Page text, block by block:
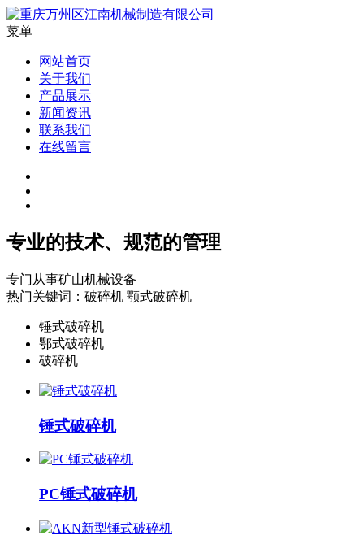
菜单
网站首页
关于我们
产品展示
新闻资讯
联系我们
在线留言
专业的技术、规范的管理
专门从事矿山机械设备
热门关键词：破碎机 颚式破碎机
锤式破碎机
鄂式破碎机
破碎机
锤式破碎机
PC锤式破碎机